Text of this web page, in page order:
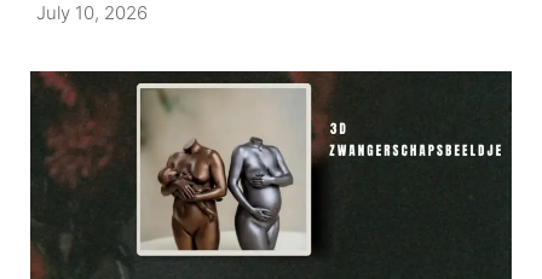
July 10, 2026